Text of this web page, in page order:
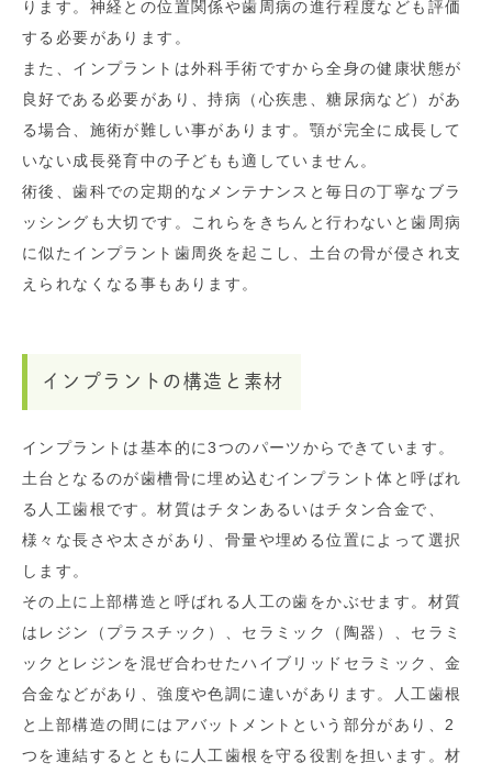
ります。神経との位置関係や歯周病の進行程度なども評価
する必要があります。
また、インプラントは外科手術ですから全身の健康状態が
良好である必要があり、持病（心疾患、糖尿病など）があ
る場合、施術が難しい事があります。顎が完全に成長して
いない成長発育中の子どもも適していません。
術後、歯科での定期的なメンテナンスと毎日の丁寧なブラ
ッシングも大切です。これらをきちんと行わないと歯周病
に似たインプラント歯周炎を起こし、土台の骨が侵され支
えられなくなる事もあります。
インプラントの構造と素材
インプラントは基本的に3つのパーツからできています。
土台となるのが歯槽骨に埋め込むインプラント体と呼ばれ
る人工歯根です。材質はチタンあるいはチタン合金で、
様々な長さや太さがあり、骨量や埋める位置によって選択
します。
その上に上部構造と呼ばれる人工の歯をかぶせます。材質
はレジン（プラスチック）、セラミック（陶器）、セラミ
ックとレジンを混ぜ合わせたハイブリッドセラミック、金
合金などがあり、強度や色調に違いがあります。人工歯根
と上部構造の間にはアバットメントという部分があり、2
つを連結するとともに人工歯根を守る役割を担います。材